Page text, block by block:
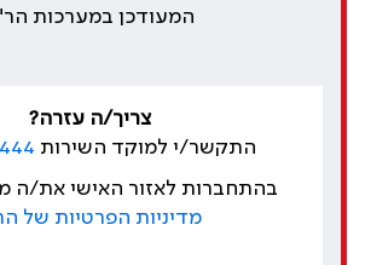
המעודכן במערכות
צריך/ה עזרה?
התקשר/י למוקד השירות
בהתחברות לאזור האישי את/
מדיניות הפרטיות של